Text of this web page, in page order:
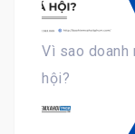
Vì sao doanh
hội?